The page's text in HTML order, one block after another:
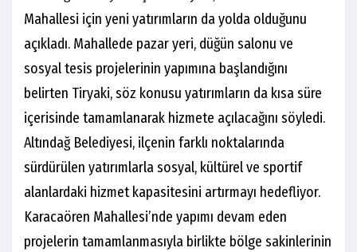
Mahallesi için yeni yatırımların da yolda olduğunu
açıkladı. Mahallede pazar yeri, düğün salonu ve
sosyal tesis projelerinin yapımına başlandığını
belirten Tiryaki, söz konusu yatırımların da kısa süre
içerisinde tamamlanarak hizmete açılacağını söyledi.
Altındağ Belediyesi, ilçenin farklı noktalarında
sürdürülen yatırımlarla sosyal, kültürel ve sportif
alanlardaki hizmet kapasitesini artırmayı hedefliyor.
Karacaören Mahallesi’nde yapımı devam eden
projelerin tamamlanmasıyla birlikte bölge sakinlerinin